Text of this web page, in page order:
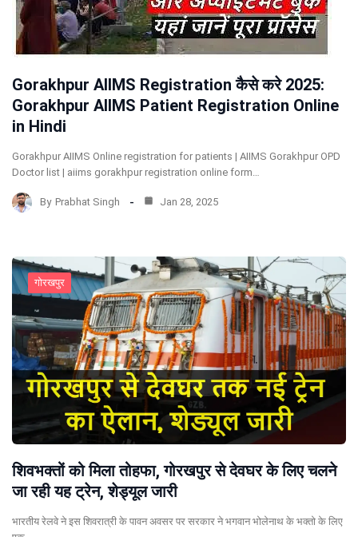
Gorakhpur AIIMS Registration कैसे करे 2025:
Gorakhpur AIIMS Patient Registration Online
in Hindi
Gorakhpur AIIMS Online registration for patients | AIIMS Gorakhpur OPD
Doctor list | aiims gorakhpur registration online form…
By Prabhat Singh Jan 28, 2025
गोरखपुर
शिवभक्तों को मिला तोहफा, गोरखपुर से देवघर के लिए चलने
जा रही यह ट्रेन, शेड्यूल जारी
भारतीय रेलवे ने इस शिवरात्री के पावन अवसर पर सरकार ने भगवान भोलेनाथ के भक्तो के लिए